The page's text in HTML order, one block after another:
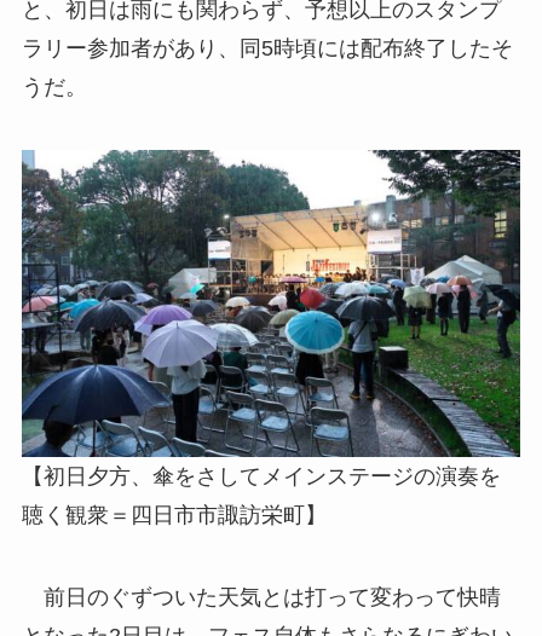
と、初日は雨にも関わらず、予想以上のスタンプ
ラリー参加者があり、同5時頃には配布終了したそ
うだ。
【初日夕方、傘をさしてメインステージの演奏を
聴く観衆＝四日市市諏訪栄町】
前日のぐずついた天気とは打って変わって快晴